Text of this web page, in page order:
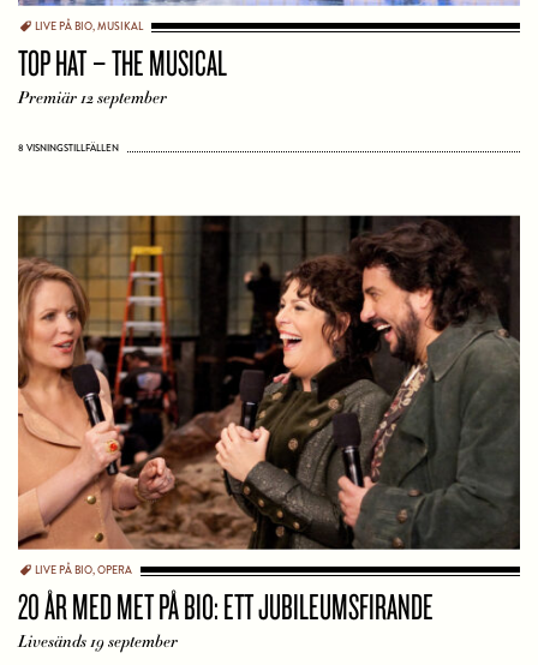
LIVE PÅ BIO,MUSIKAL
TOP HAT – THE MUSICAL
Premiär 12 september
8 VISNINGSTILLFÄLLEN
LIVE PÅ BIO,OPERA
20 ÅR MED MET PÅ BIO: ETT JUBILEUMSFIRANDE
Livesänds 19 september